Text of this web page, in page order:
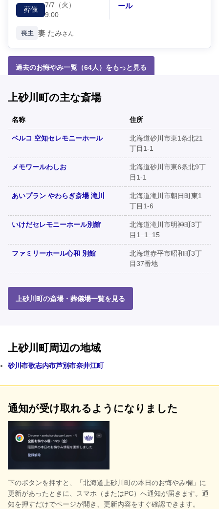
葬儀
7/7 （火）
9:00
ール
喪主 妻 たみさん
過去のお悔やみ一覧（64人）をもっと見る
上砂川町の主な斎場
名称 住所
ベルコ 空知セレモニーホール
北海道砂川市東1条北21
丁目1-1
メモワールわしお
北海道砂川市東6条北9丁
目1-1
あいプラン やわらぎ斎場 滝川
北海道滝川市朝日町東1
丁目1-6
いけだセレモニーホール別館
北海道滝川市明神町3丁
目1−1−15
ファミリーホール心和 別館
北海道赤平市昭和町3丁
目37番地
上砂川町の斎場・葬儀場一覧を見る
上砂川町周辺の地域
砂川市歌志内市芦別市奈井江町
通知が受け取れるようになりました
下のボタンを押すと、
「北海道上砂川町の本日のお悔やみ欄」に
更新があったときに、スマホ（またはPC）へ通知が届きます。通
知を押すだけでページが開き、更新内容をすぐ確認できます。